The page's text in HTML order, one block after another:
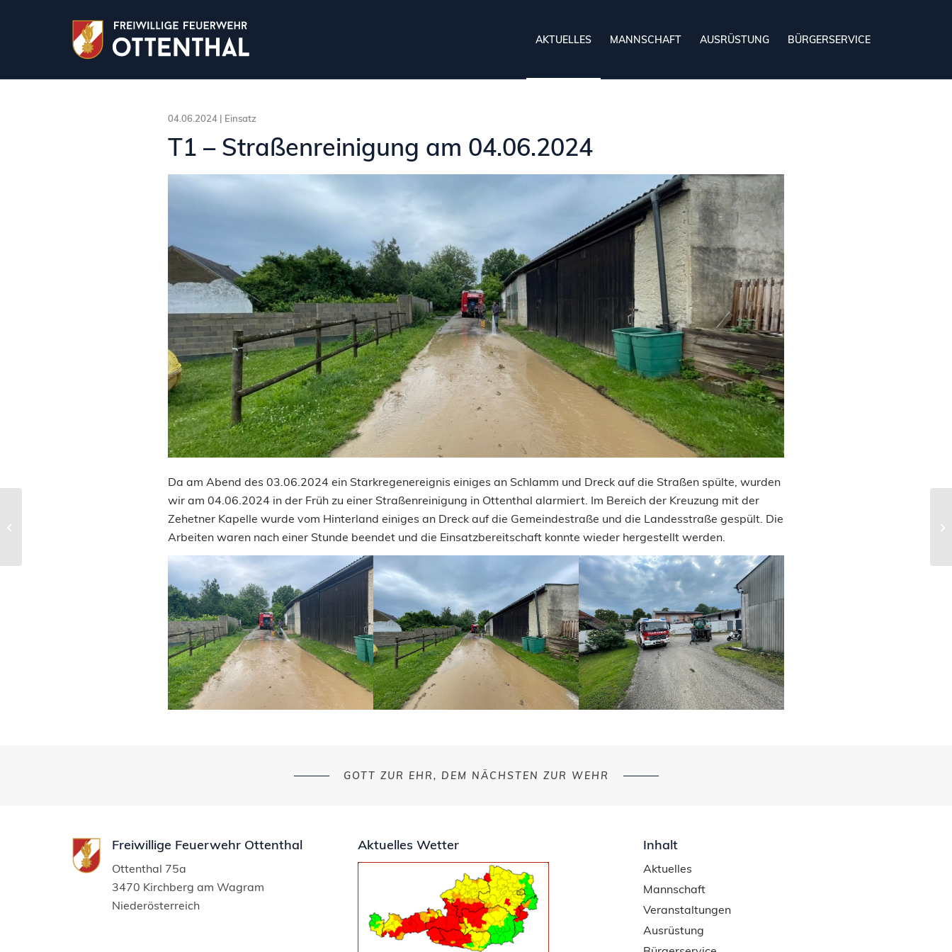
AKTUELLES MANNSCHAFT AUSRÜSTUNG BÜRGERSERVICE
04.06.2024 | Einsatz
T1 – Straßenreinigung am 04.06.2024
Da am Abend des 03.06.2024 ein Starkregenereignis einiges an Schlamm und Dreck auf die Straßen spülte, wurden
wir am 04.06.2024 in der Früh zu einer Straßenreinigung in Ottenthal alarmiert. Im Bereich der Kreuzung mit der
Zehetner Kapelle wurde vom Hinterland einiges an Dreck auf die Gemeindestraße und die Landesstraße gespült. Die
Arbeiten waren nach einer Stunde beendet und die Einsatzbereitschaft konnte wieder hergestellt werden.
GOTT ZUR EHR, DEM NÄCHSTEN ZUR WEHR
Freiwillige Feuerwehr Ottenthal
Ottenthal 75a
3470 Kirchberg am Wagram
Niederösterreich
Aktuelles Wetter Inhalt
Aktuelles
Mannschaft
Veranstaltungen
Ausrüstung